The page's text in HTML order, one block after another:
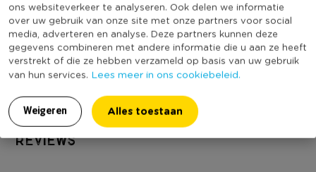
ons websiteverkeer te analyseren. Ook delen we informatie
over uw gebruik van onze site met onze partners voor social
media, adverteren en analyse. Deze partners kunnen deze
gegevens combineren met andere informatie die u aan ze heeft
verstrekt of die ze hebben verzameld op basis van uw gebruik
van hun services. Lees meer in ons cookiebeleid.
Weigeren Alles toestaan
Productlengte (cm)
8,5
Vaatwasmachine bestendig
Nee
Duurzaamheidsscore
Reviews